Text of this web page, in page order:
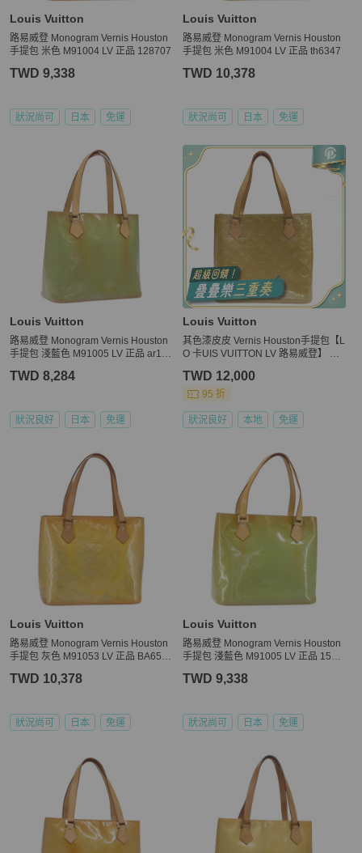
Louis Vuitton
路易威登 Monogram Vernis Houston
手提包 米色 M91004 LV 正品 128707
TWD 9,338
狀況尚可 日本 免運
Louis Vuitton
路易威登 Monogram Vernis Houston
手提包 米色 M91004 LV 正品 th6347
TWD 10,378
狀況尚可 日本 免運
Louis Vuitton
路易威登 Monogram Vernis Houston
手提包 淺藍色 M91005 LV 正品 ar13
TWD 8,284
狀況良好 日本 免運
Louis Vuitton
其色漆皮皮 Vernis Houston手提包【L
O 卡UIS VUITTON LV 路易威登】 M9
TWD 12,000
95 折
狀況良好 本地 免運
Louis Vuitton
路易威登 Monogram Vernis Houston
手提包 灰色 M91053 LV 正品 BA651
TWD 10,378
狀況尚可 日本 免運
Louis Vuitton
路易威登 Monogram Vernis Houston
手提包 淺藍色 M91005 LV 正品 1501
TWD 9,338
狀況尚可 日本 免運